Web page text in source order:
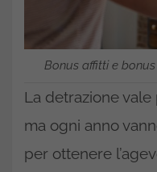
Bonus affitti e
La detrazione
ma ogni anno
per ottenere